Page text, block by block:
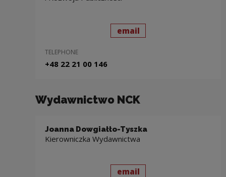
send
emailto: Katarzyna
TELEPHONE
+48 22 21 00 146
Wydawnictwo NCK
Joanna Dowgiałło-Tyszka
Kierowniczka Wydawnictwa
send
emailto: Joanna Dowgiałło-